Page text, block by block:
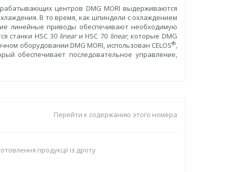
центров DMG MORI выдерживаются
В то время, как шпиндели с охлаждением
линейные приводы обеспечивают необходимую
станки HSC 30 linearи HSC 70 linear, которые DMG
оборудовании DMG MORI, использован CELOS®,
обеспечивает последовательное управление,
Перейти к содержанию этого номера
продукції із дроту